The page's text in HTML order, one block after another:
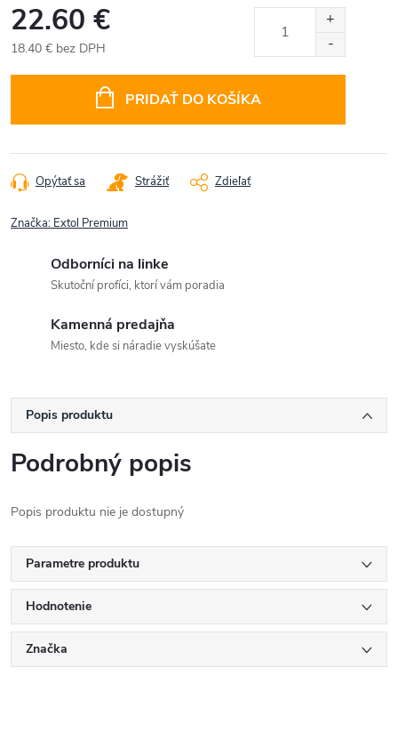
22.60 €
18.40 € bez DPH
PRIDAŤ DO KOŠÍKA
Opýtať sa Strážiť Zdieľať
Značka: Extol Premium
Odborníci na linke
Skutoční profíci, ktorí vám poradia
Kamenná predajňa
Miesto, kde si náradie vyskúšate
Popis produktu
Podrobný popis
Popis produktu nie je dostupný
Parametre produktu
Hodnotenie
Značka